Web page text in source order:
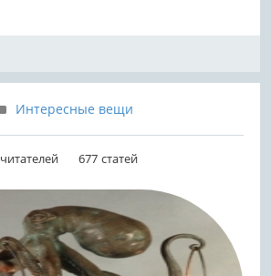
Интересные вещи
читателей 677 статей